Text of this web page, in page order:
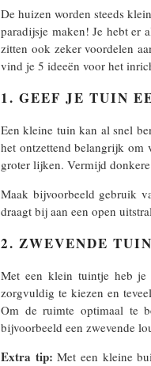
De huizen worden steeds
paradijsje maken! Je hebt er
zitten ook zeker voordelen
vind je 5 ideeën voor het
1. GEEF JE TUIN
Een kleine tuin kan al snel
het ontzettend belangrijk om
groter lijken. Vermijd
Maak bijvoorbeeld gebruik
draagt bij aan een open
2. ZWEVENDE
Met een klein tuintje heb je
zorgvuldig te kiezen en
Om de ruimte optimaal te
bijvoorbeeld een zwevende
Extra tip: Met een kleine